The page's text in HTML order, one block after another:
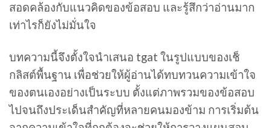
สอดคล้องกับแนวคิดของข้อสอบ และรู้สึกว่าอ่านมาก
เท่าไรก็ยังไม่มั่นใจ
บทความนี้จึงตั้งใจนำเสนอ tgat ในรูปแบบของเช็
กลิสต์พื้นฐาน เพื่อช่วยให้ผู้อ่านได้ทบทวนความเข้าใจ
ของตนเองอย่างเป็นระบบ ตั้งแต่ภาพรวมของข้อสอบ
ไปจนถึงประเด็นสำคัญที่หลายคนมองข้าม การเริ่มต้น